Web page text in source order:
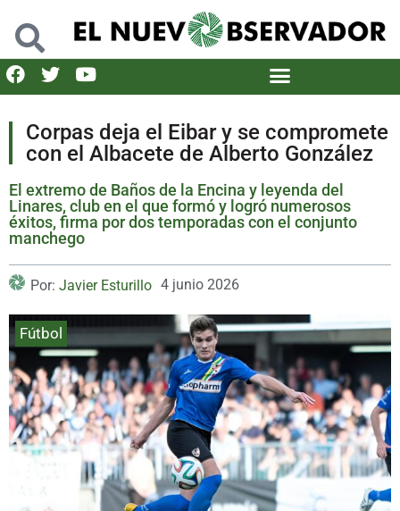
Corpas deja el Eibar y se compromete
con el Albacete de Alberto González
El extremo de Baños de la Encina y leyenda del
Linares, club en el que formó y logró numerosos
éxitos, firma por dos temporadas con el conjunto
manchego
Por: Javier Esturillo 4 junio 2026
Fútbol